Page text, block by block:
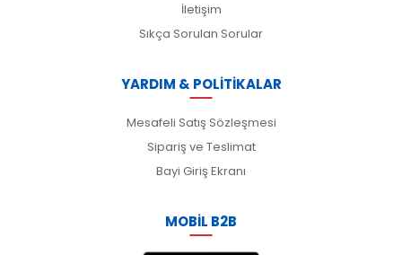
İletişim
Sıkça Sorulan Sorular
YARDIM & POLİTİKALAR
Mesafeli Satış Sözleşmesi
Sipariş ve Teslimat
Bayi Giriş Ekranı
MOBİL B2B